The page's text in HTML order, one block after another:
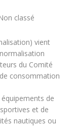
classé
vient
du Comité
consommation
de
et de
nautiques ou